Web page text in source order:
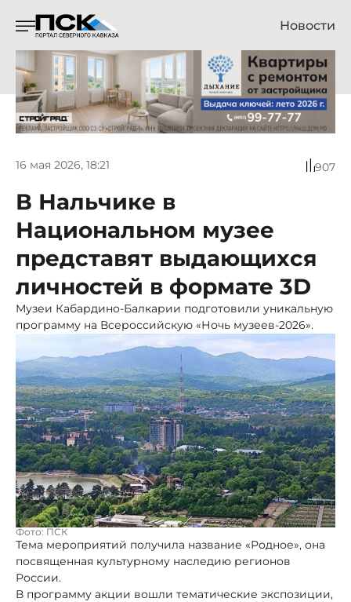
Новости
16 мая 2026, 18:21 907
В Нальчике в
Национальном музее
представят выдающихся
личностей в формате 3D
Музеи Кабардино-Балкарии подготовили уникальную
программу на Всероссийскую «Ночь музеев-2026».
Фото: ПСК
Тема мероприятий получила название «Родное», она
посвященная культурному наследию регионов
России.
В программу акции вошли тематические экспозиции,